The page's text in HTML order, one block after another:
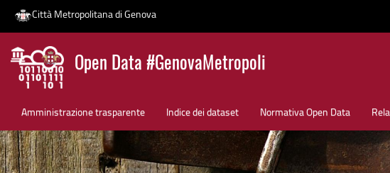
Salta
contenuto
Città Metropolitana di Genova
Open Data #GenovaMetropoli
Amministrazione trasparente Indice dei dataset Normativa Open Data
News